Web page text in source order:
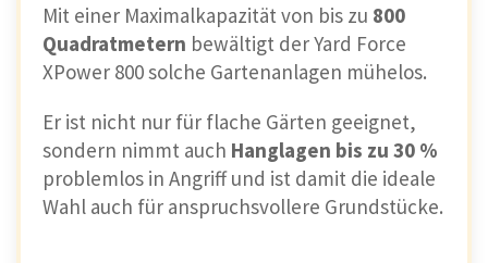
Mit einer Maximalkapazität von bis zu 800
Quadratmetern bewältigt der Yard Force
XPower 800 solche Gartenanlagen mühelos.
Er ist nicht nur für flache Gärten geeignet,
sondern nimmt auch Hanglagen bis zu 30 %
problemlos in Angriff und ist damit die ideale
Wahl auch für anspruchsvollere Grundstücke.